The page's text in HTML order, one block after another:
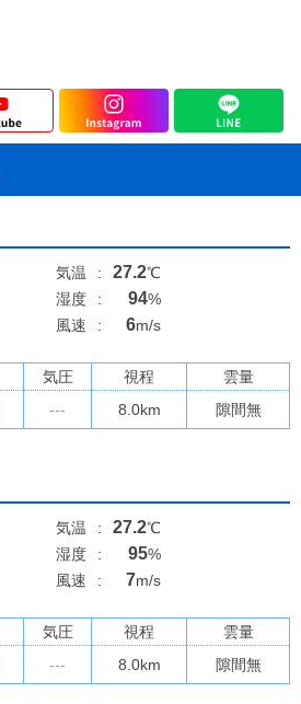
気温 : 27.2℃
湿度
: 94%
風速
: 6m/s
気圧 視程
雲量
--- 8.0km 隙間無
気温 : 27.2℃
湿度
: 95%
風速
: 7m/s
気圧 視程
雲量
--- 8.0km 隙間無